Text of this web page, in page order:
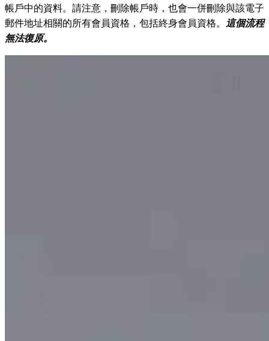
帳戶中的資料。請注意，刪除帳戶時，也會一併刪除與該電子
郵件地址相關的所有會員資格，包括終身會員資格。
這個流程
無法復原。